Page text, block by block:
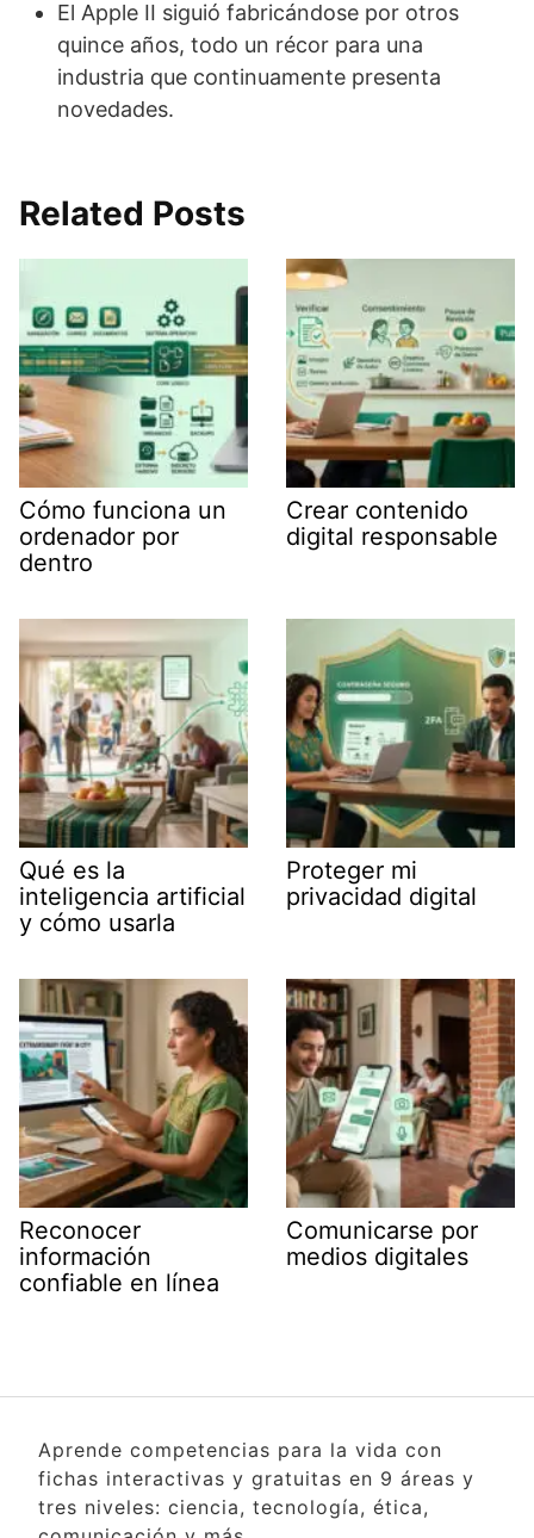
El Apple II siguió fabricándose por otros
quince años, todo un récor para una
industria que continuamente presenta
novedades.
Related Posts
Cómo funciona un
ordenador por
dentro
Crear contenido
digital responsable
Qué es la
inteligencia artificial
y cómo usarla
Proteger mi
privacidad digital
Reconocer
información
confiable en línea
Comunicarse por
medios digitales
Aprende competencias para la vida con
fichas interactivas y gratuitas en 9 áreas y
tres niveles: ciencia, tecnología, ética,